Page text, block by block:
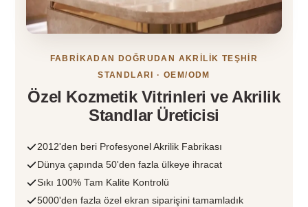
FABRİKADAN DOĞRUDAN AKRİLİK TEŞHİR
STANDLARI · OEM/ODM
Özel Kozmetik Vitrinleri ve Akrilik
Standlar Üreticisi
2012'den beri Profesyonel Akrilik Fabrikası
Dünya çapında 50'den fazla ülkeye ihracat
Sıkı 100% Tam Kalite Kontrolü
5000'den fazla özel ekran siparişini tamamladık